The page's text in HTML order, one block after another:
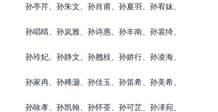
孙亭芹、孙朱文、孙肖甫、孙夏羽、孙宥妹、
孙唱晴、孙岚雅、孙诗惠、孙丰南、孙裳绮、
孙玲妃、孙静文、孙翘枝、孙娇行、孙凌海、
孙家冉、孙稀灏、孙佳玉、孙笛希、孙美希、
孙咏孝、孙凯翰、孙怀荃、孙可芷、孙泽宛、